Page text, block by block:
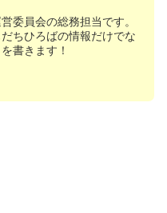
委員会の総務担当です。
ちひろばの情報だけでな
書きます！